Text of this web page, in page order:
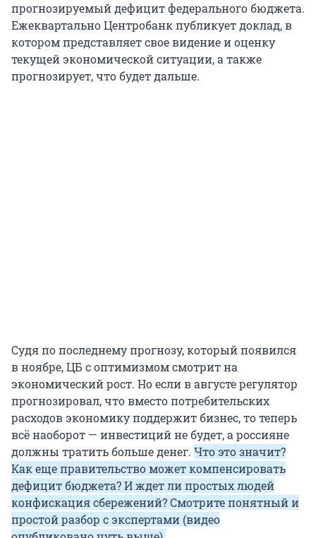
прогнозируемый дефицит федерального бюджета.
Ежеквартально Центробанк публикует доклад, в
котором представляет свое видение и оценку
текущей экономической ситуации, а также
прогнозирует, что будет дальше.
Судя по последнему прогнозу, который появился
в ноябре, ЦБ с оптимизмом смотрит на
экономический рост. Но если в августе регулятор
прогнозировал, что вместо потребительских
расходов экономику поддержит бизнес, то теперь
всё наоборот — инвестиций не будет, а россияне
должны тратить больше денег. Что это значит?
Как еще правительство может компенсировать
дефицит бюджета? И ждет ли простых людей
конфискация сбережений? Смотрите понятный и
простой разбор с экспертами (видео